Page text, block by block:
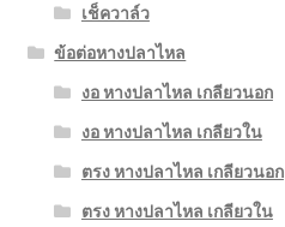
เช็ควาล์ว
ข้อต่อหางปลาไหล
งอ หางปลาไหล เกลียวนอก
งอ หางปลาไหล เกลียวใน
ตรง หางปลาไหล เกลียวนอก
ตรง หางปลาไหล เกลียวใน